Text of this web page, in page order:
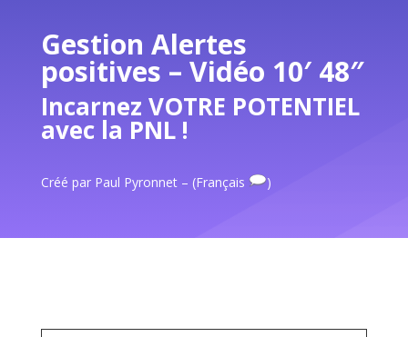
Gestion Alertes
positives – Vidéo 10′ 48″
Incarnez VOTRE POTENTIEL
avec la PNL !
Créé par Paul Pyronnet – (Français )